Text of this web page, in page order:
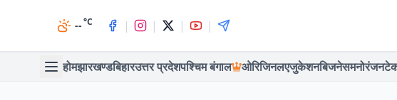
--°C | | | |
होमझारखण्डबिहारउत्तर प्रदेशपश्चिम बंगाल ओरिजिनलएजुकेशनबिजनेसमनोरंजन